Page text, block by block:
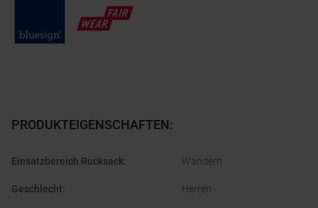
PRODUKTEIGENSCHAFTEN:
Einsatzbereich Rucksack: Wandern
Geschlecht: Herren